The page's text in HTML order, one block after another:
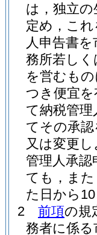
は，独立
定め，こ
人申告書
務所若し
を営むも
つき便宜
て納税管
てその承
又は変更
管理人承
ても，ま
た日から
2
前項の規
務者に係